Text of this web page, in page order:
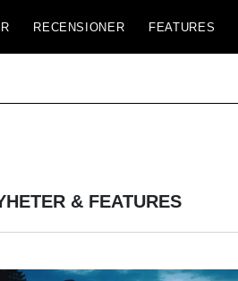
RECENSIONER FEATURES
& FEATURES